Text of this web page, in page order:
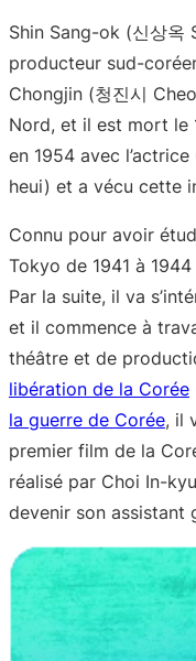
Shin Sang-ok (신상옥
producteur sud-
Chongjin (청진시
Nord, et il est mort le
en 1954 avec
heui) et a vécu cette
Connu pour avoir
Tokyo de 1941 à
Par la suite, il va
et il commence à
théâtre et de
libération de la Corée
la guerre de Corée, il
premier film de la
réalisé par Choi In-
devenir son assistant